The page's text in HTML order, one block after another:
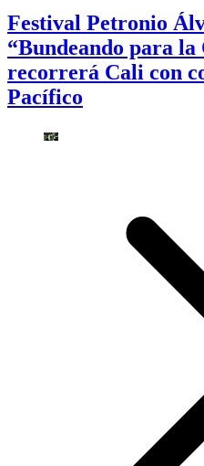
Festival Petronio
“Bundeando para la
recorrerá Cali con
Pacífico